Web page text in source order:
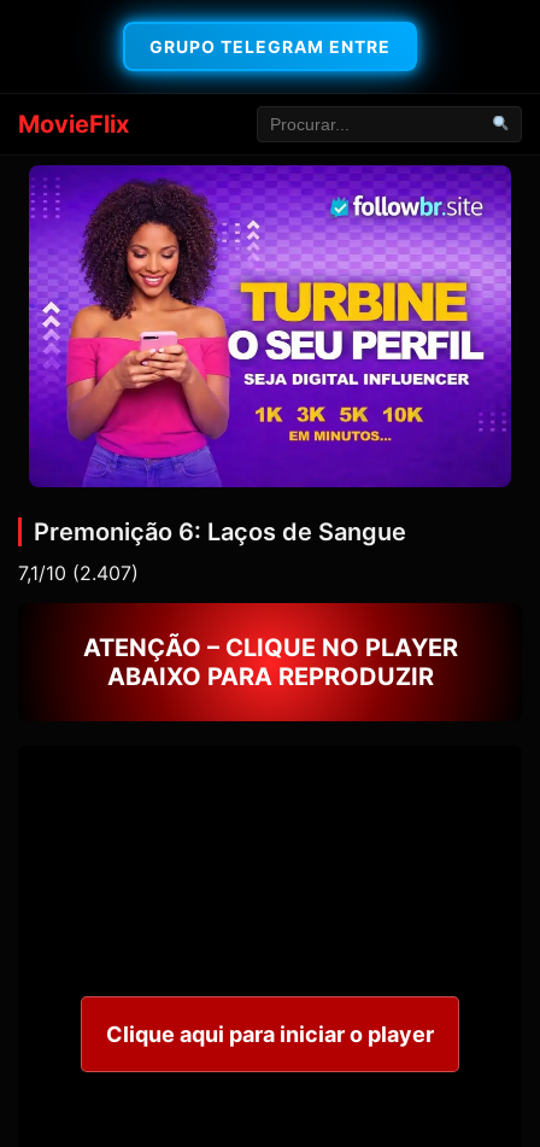
GRUPO TELEGRAM ENTRE
MovieFlix
Premonição 6: Laços de Sangue
7,1/10 (2.407)
ATENÇÃO – CLIQUE NO PLAYER
ABAIXO PARA REPRODUZIR
Clique aqui para iniciar o player